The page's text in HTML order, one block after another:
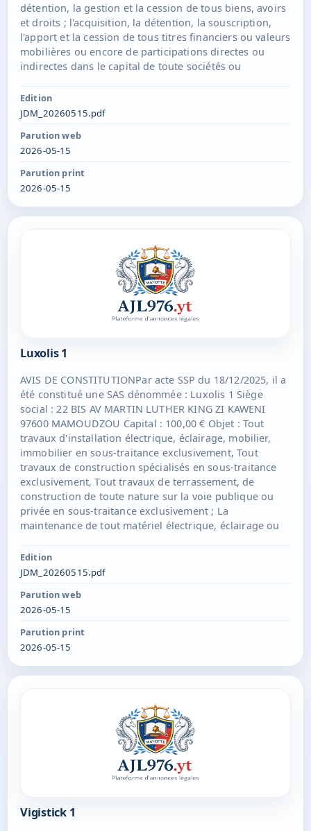
détention, la gestion et la cession de tous biens, avoirs
et droits ; l'acquisition, la détention, la souscription,
l'apport et la cession de tous titres financiers ou valeurs
mobilières ou encore de participations directes ou
indirectes dans le capital de toute sociétés ou
constituer ; la gestion desdits titres financiers, valeurs
mobilières, participations directes ou indirectes, droits
acte lié directement ou indirectement à la gestion de
son patrimoine ; toutes prestations de services en
matière commerciale, administrative, financière ou
autres ; Président : Thomas POMARES, 135 RTE DE
Edition
JDM_20260515.pdf
Parution web
2026-05-15
Parution print
2026-05-15
Luxolis 1
AVIS DE CONSTITUTIONPar acte SSP du 18/12/2025, il a
été constitué une SAS dénommée : Luxolis 1 Siège
social : 22 BIS AV MARTIN LUTHER KING ZI KAWENI
97600 MAMOUDZOU Capital : 100,00 € Objet : Tout
travaux d'installation électrique, éclairage, mobilier,
immobilier en sous-traitance exclusivement, Tout
travaux de construction spécialisés en sous-traitance
exclusivement, Tout travaux de terrassement, de
construction de toute nature sur la voie publique ou
privée en sous-traitance exclusivement ; La
maintenance de tout matériel électrique, éclairage ou
traitance exclusivement ; Plus généralement, la
réalisation de tout acte, opération, installation,
aux activités visées inclus en sous-traitance
exclusivement. Toutes prestations de services en
matière commerciale, administrative, financière ou
autres ; Président : Avelqina Holding, SAS, sise AVENUE
Edition
JDM_20260515.pdf
Parution web
2026-05-15
Parution print
2026-05-15
Vigistick 1